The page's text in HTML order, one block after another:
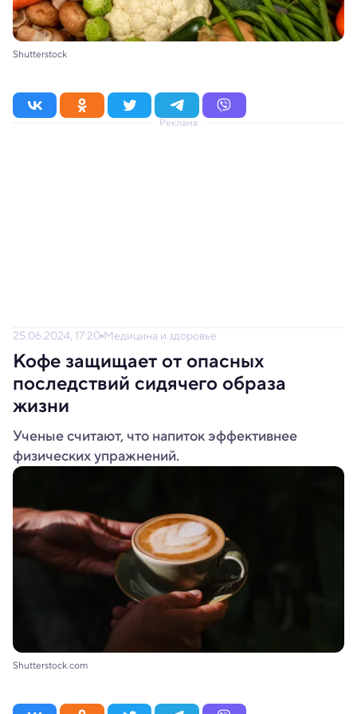
Shutterstock
Реклама
25.06.2024, 17:20 Медицина и здоровье
Кофе защищает от опасных
последствий сидячего образа
жизни
Ученые считают, что напиток эффективнее
физических упражнений.
Shutterstock.com